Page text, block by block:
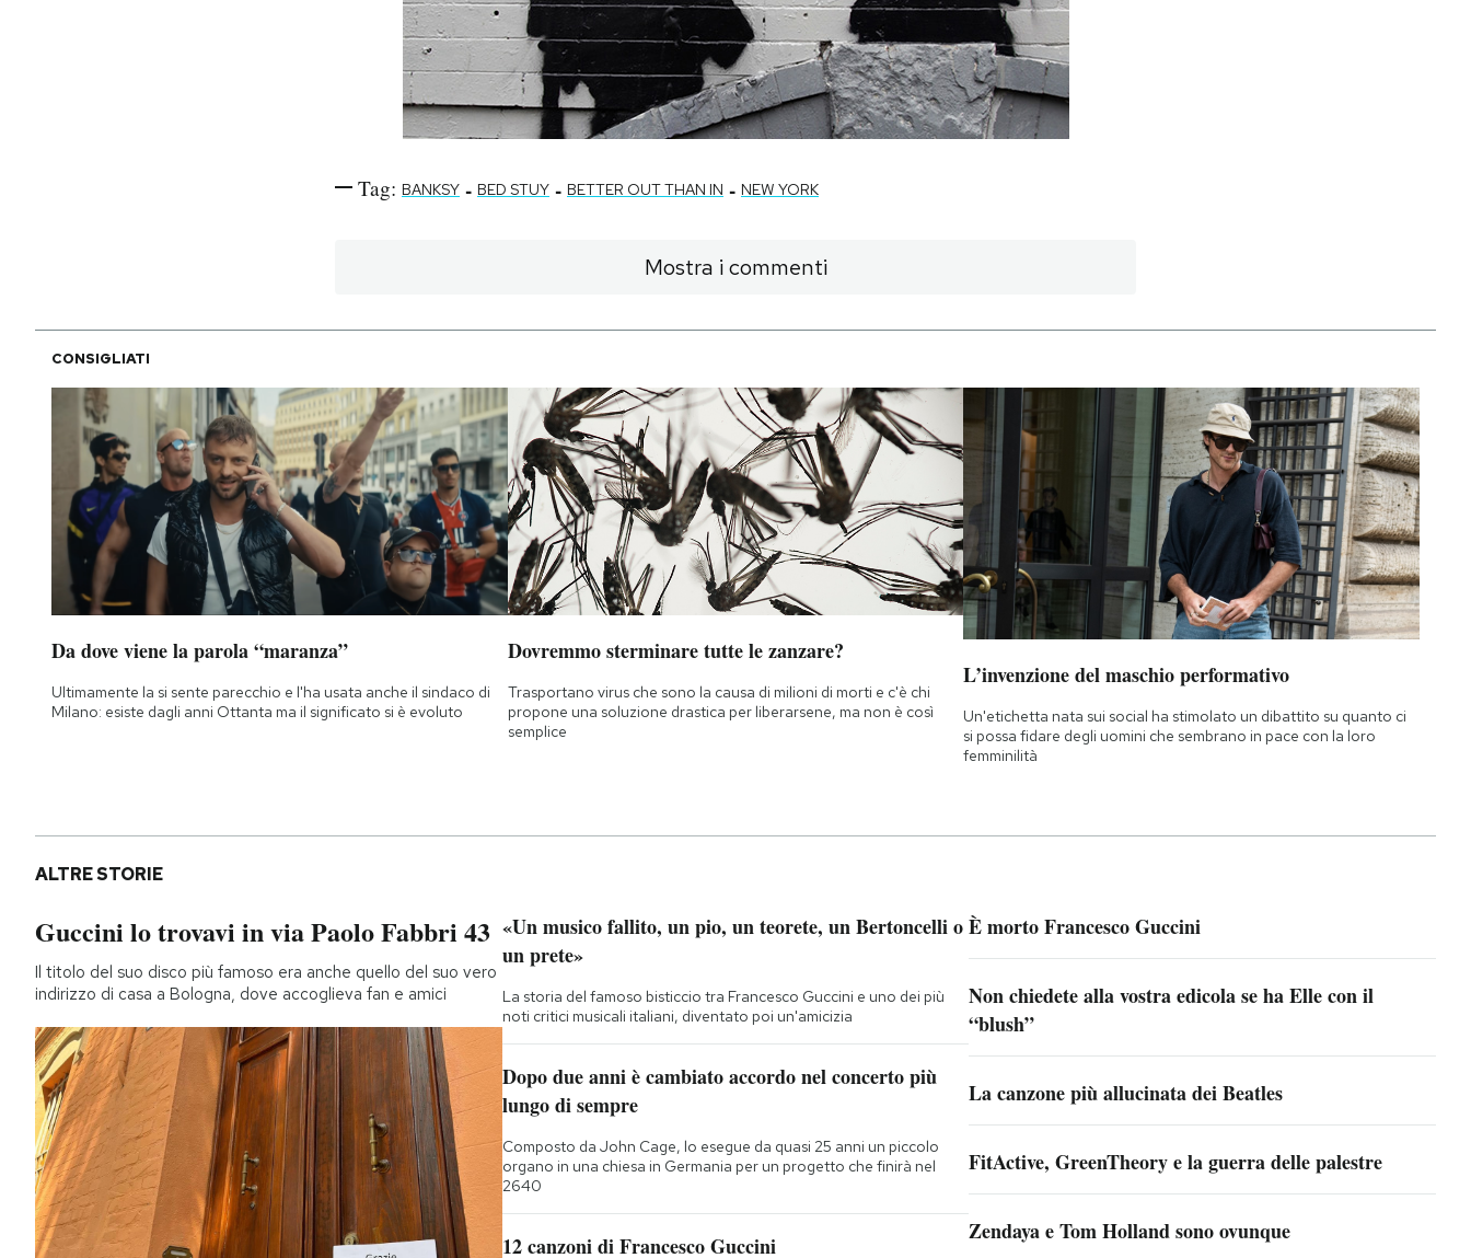
Tag: BANKSY - BED STUY - BETTER OUT THAN IN - NEW YORK
Mostra i commenti
CONSIGLIATI
Da dove viene la parola “maranza”
Ultimamente la si sente parecchio e l'ha usata anche il sindaco di
Milano: esiste dagli anni Ottanta ma il significato si è evoluto
Dovremmo sterminare tutte le zanzare?
Trasportano virus che sono la causa di milioni di morti e c'è chi
propone una soluzione drastica per liberarsene, ma non è così
semplice
L’invenzione del maschio performativo
Un'etichetta nata sui social ha stimolato un dibattito su quanto ci
si possa fidare degli uomini che sembrano in pace con la loro
femminilità
ALTRE STORIE
Guccini lo trovavi in via Paolo Fabbri 43
Il titolo del suo disco più famoso era anche quello del suo vero
indirizzo di casa a Bologna, dove accoglieva fan e amici
«Un musico fallito, un pio, un teorete, un Bertoncelli o
un prete»
La storia del famoso bisticcio tra Francesco Guccini e uno dei più
noti critici musicali italiani, diventato poi un'amicizia
Dopo due anni è cambiato accordo nel concerto più
lungo di sempre
Composto da John Cage, lo esegue da quasi 25 anni un piccolo
organo in una chiesa in Germania per un progetto che finirà nel
2640
12 canzoni di Francesco Guccini
È morto Francesco Guccini
Non chiedete alla vostra edicola se ha Elle con il
“blush”
La canzone più allucinata dei Beatles
FitActive, GreenTheory e la guerra delle palestre
Zendaya e Tom Holland sono ovunque